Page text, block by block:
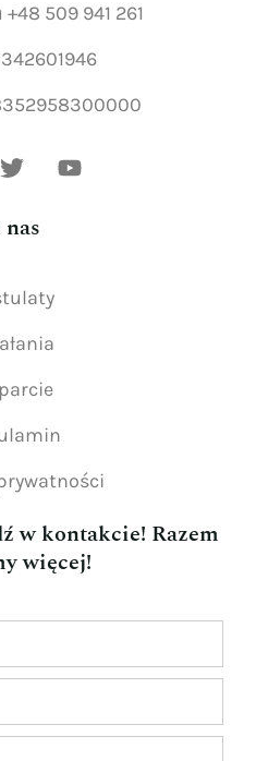
509 941 261
nas
w kontakcie! Razem
więcej!